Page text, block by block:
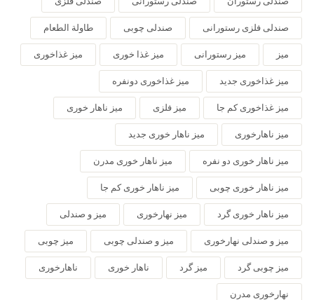
صندلی فلزی رستورانی صندلی چوبی طاولة الطعام
میز میز رستورانی میز غذا خوری میز غذاخوری
میز غذاخوری جدید میز غذاخوری دونفره
میز غذاخوری کم جا میز فلزی میز ناهار خوری
میز ناهارخوری میز ناهار خوری جدید
میز ناهار خوری دو نفره میز ناهار خوری مدرن
میز ناهار خوری چوبی میز ناهار خوری کم جا
میز ناهار خوری گرد میز نهارخوری میز و صندلی
میز و صندلی نهارخوری میز و صندلی چوبی میز چوبی
میز چوبی گرد میز گرد ناهار خوری ناهارخوری
نهارخوری مدرن